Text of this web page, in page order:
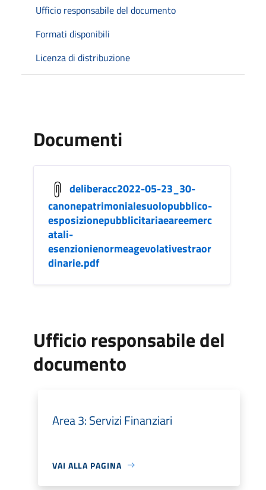
Ufficio responsabile del documento
Formati disponibili
Licenza di distribuzione
Documenti
deliberacc2022-05-23_30-
canonepatrimonialesuolopubblico-
esposizionepubblicitariaeareemerc
atali-
esenzionienormeagevolativestraor
dinarie.pdf
Ufficio responsabile del
documento
Area 3: Servizi Finanziari
VAI ALLA PAGINA